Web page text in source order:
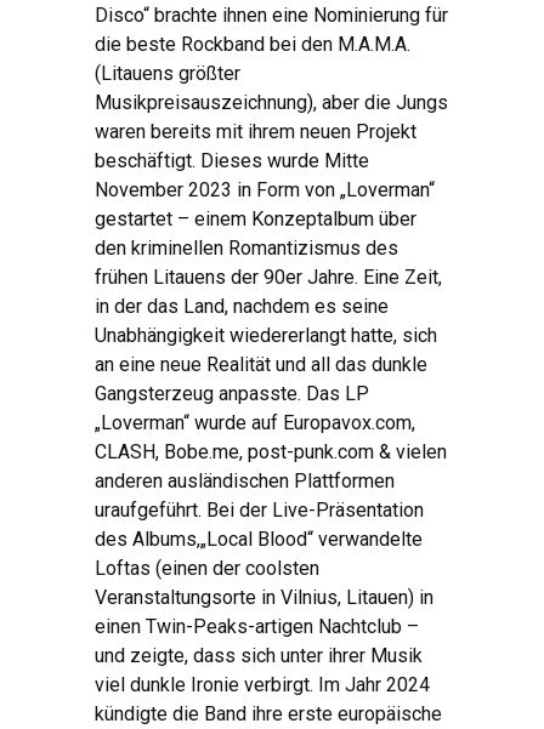
Disco“ brachte ihnen eine Nominierung für
die beste Rockband bei den M.A.M.A.
(Litauens größter
Musikpreisauszeichnung), aber die Jungs
waren bereits mit ihrem neuen Projekt
beschäftigt. Dieses wurde Mitte
November 2023 in Form von „Loverman“
gestartet – einem Konzeptalbum über
den kriminellen Romantizismus des
frühen Litauens der 90er Jahre. Eine Zeit,
in der das Land, nachdem es seine
Unabhängigkeit wiedererlangt hatte, sich
an eine neue Realität und all das dunkle
Gangsterzeug anpasste. Das LP
„Loverman“ wurde auf Europavox.com,
CLASH, Bobe.me, post-punk.com & vielen
anderen ausländischen Plattformen
uraufgeführt. Bei der Live-Präsentation
des Albums,„Local Blood“ verwandelte
Loftas (einen der coolsten
Veranstaltungsorte in Vilnius, Litauen) in
einen Twin-Peaks-artigen Nachtclub –
und zeigte, dass sich unter ihrer Musik
viel dunkle Ironie verbirgt. Im Jahr 2024
kündigte die Band ihre erste europäische